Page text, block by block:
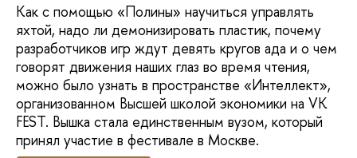
Как с помощью «Полины» научиться управлять
яхтой, надо ли демонизировать пластик, почему
разработчиков игр ждут девять кругов ада и о чем
говорят движения наших глаз во время чтения,
можно было узнать в пространстве «Интеллект»,
организованном Высшей школой экономики на VK
FEST. Вышка стала единственным вузом, который
принял участие в фестивале в Москве.